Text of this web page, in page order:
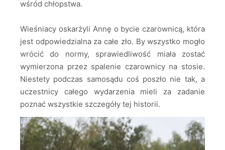
wśród chłopstwa.
Wieśniacy oskarżyli Annę o bycie czarownicą, która
jest odpowiedzialna za całe zło. By wszystko mogło
wrócić do normy, sprawiedliwość miała zostać
wymierzona przez spalenie czarownicy na stosie.
Niestety podczas samosądu coś poszło nie tak, a
uczestnicy całego wydarzenia mieli za zadanie
poznać wszystkie szczegóły tej historii.